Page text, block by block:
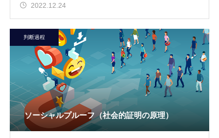
す。2022.12.24
判断過程
ソーシャルプルーフ（社会的証明の原理）